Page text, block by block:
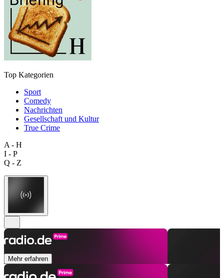
Top Kategorien
Sport
Comedy
Nachrichten
Gesellschaft und Kultur
True Crime
A - H
I - P
Q - Z
Mehr erfahren